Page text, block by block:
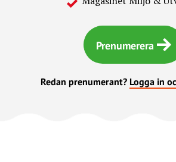
Prenumerera
Redan prenumerant? Logga in